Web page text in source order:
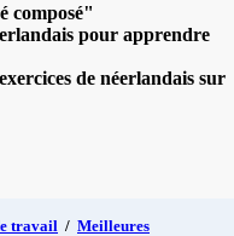
composé"
pour apprendre
de néerlandais sur
travail / Meilleures